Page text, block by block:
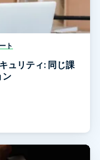
ト
ュリティ: 同じ課
ン